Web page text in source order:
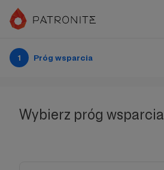
1 Próg wsparcia
Wybierz próg wsparcia